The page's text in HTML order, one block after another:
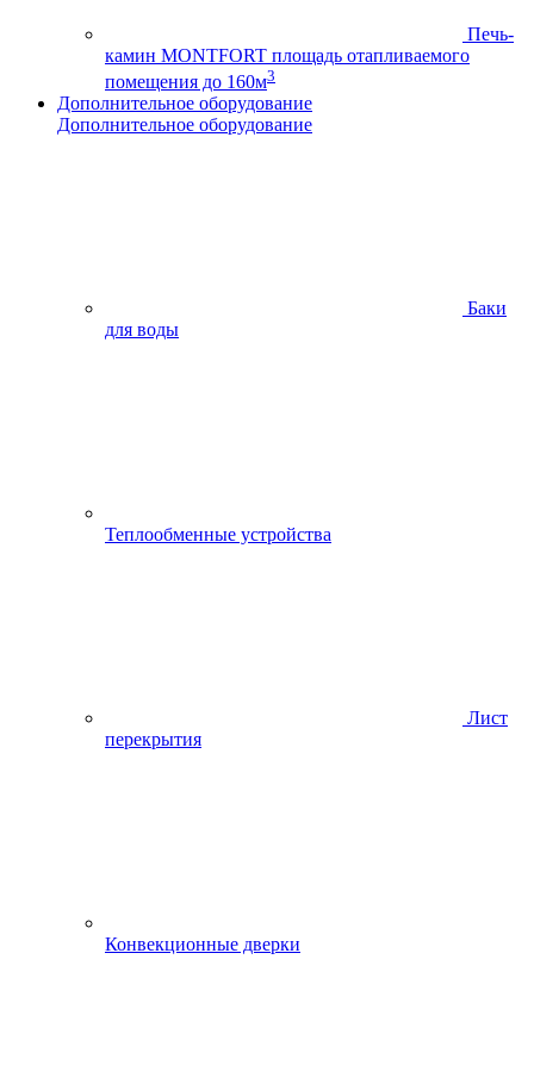
Печь-
камин MONTFORT площадь отапливаемого
помещения до 160м3
Дополнительное оборудование
Дополнительное оборудование
Баки
для воды
Теплообменные устройства
Лист
перекрытия
Конвекционные дверки